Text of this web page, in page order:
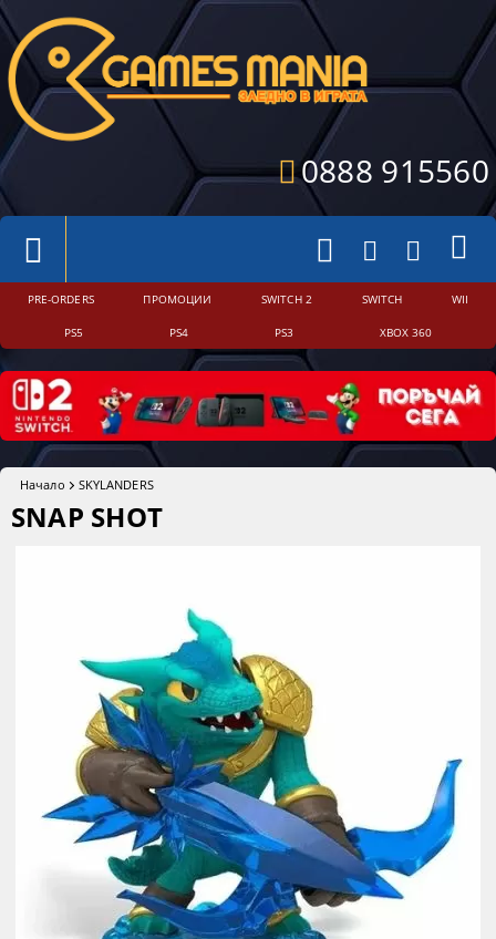
0888 915560
PRE-ORDERS ПРОМОЦИИ SWITCH 2 SWITCH WII
PS5 PS4 PS3 XBOX 360
Начало SKYLANDERS
SNAP SHOT